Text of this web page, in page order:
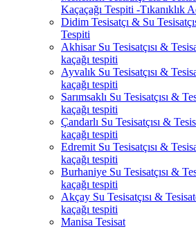
Kaçaçağı Tespiti -Tıkanıklık
Didim Tesisatçı & Su
Tespiti
Akhisar Su Tesisatçısı &
kaçağı tespiti
Ayvalık Su Tesisatçısı &
kaçağı tespiti
Sarımsaklı Su Tesisatçısı &
kaçağı tespiti
Çandarlı Su Tesisatçısı &
kaçağı tespiti
Edremit Su Tesisatçısı &
kaçağı tespiti
Burhaniye Su Tesisatçısı &
kaçağı tespiti
Akçay Su Tesisatçısı &
kaçağı tespiti
Manisa Tesisat